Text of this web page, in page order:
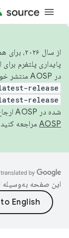
از سال
پایداری پلتفرم
در AOSP منتشر خواهیم کرد. برای ساخت و مشارکت در AOSP،
release
release
شده در AOSP ارجاع می‌دهد. برای اطلاعات بیشتر، به
AOSP مراجعه
این صفحه به‌وسیله